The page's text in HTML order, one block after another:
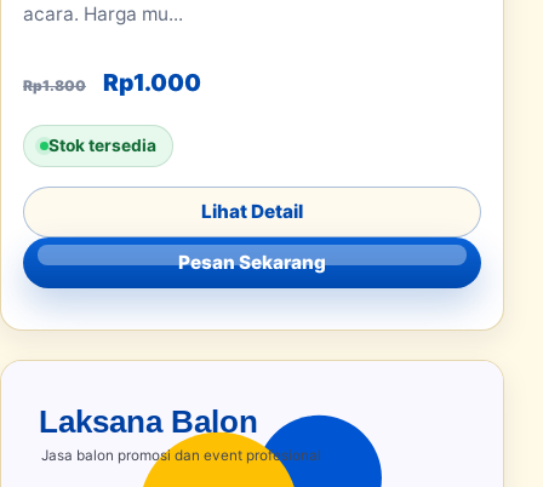
acara. Harga mu...
Rp1.800 Harga aslinya adalah: Rp1.800.
Rp1.000Harga saat ini adalah:
Stok tersedia
Lihat Detail
Pesan Sekarang